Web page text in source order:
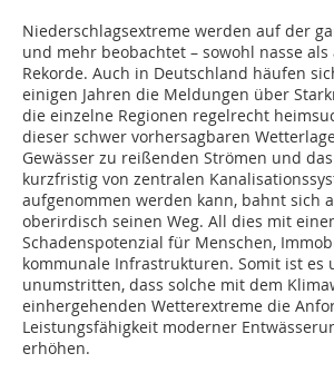
Niederschlagsextreme werden auf der
und mehr beobachtet – sowohl nasse
Rekorde. Auch in Deutschland häufen
einigen Jahren die Meldungen über
die einzelne Regionen regelrecht
dieser schwer vorhersagbaren
Gewässer zu reißenden Strömen und
kurzfristig von zentralen
aufgenommen werden kann, bahnt sich
oberirdisch seinen Weg. All dies mit
Schadenspotenzial für Menschen,
kommunale Infrastrukturen. Somit ist es
unumstritten, dass solche mit dem
einhergehenden Wetterextreme die
Leistungsfähigkeit moderner
erhöhen.